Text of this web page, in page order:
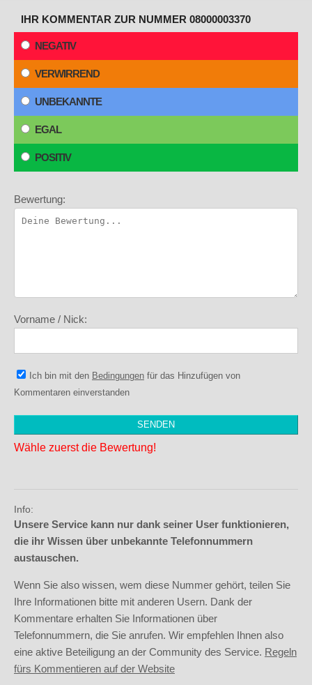
IHR KOMMENTAR ZUR NUMMER 08000003370
NEGATIV
VERWIRREND
UNBEKANNTE
EGAL
POSITIV
Bewertung:
Vorname / Nick:
Ich bin mit den Bedingungen für das Hinzufügen von
Kommentaren einverstanden
Wähle zuerst die Bewertung!
Info:
Unsere Service kann nur dank seiner User funktionieren,
die ihr Wissen über unbekannte Telefonnummern
austauschen.
Wenn Sie also wissen, wem diese Nummer gehört, teilen Sie
Ihre Informationen bitte mit anderen Usern. Dank der
Kommentare erhalten Sie Informationen über
Telefonnummern, die Sie anrufen. Wir empfehlen Ihnen also
eine aktive Beteiligung an der Community des Service. Regeln
fürs Kommentieren auf der Website